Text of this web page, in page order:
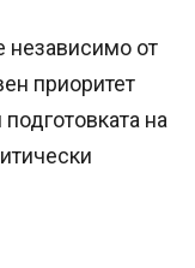
независимо от
приоритет
на